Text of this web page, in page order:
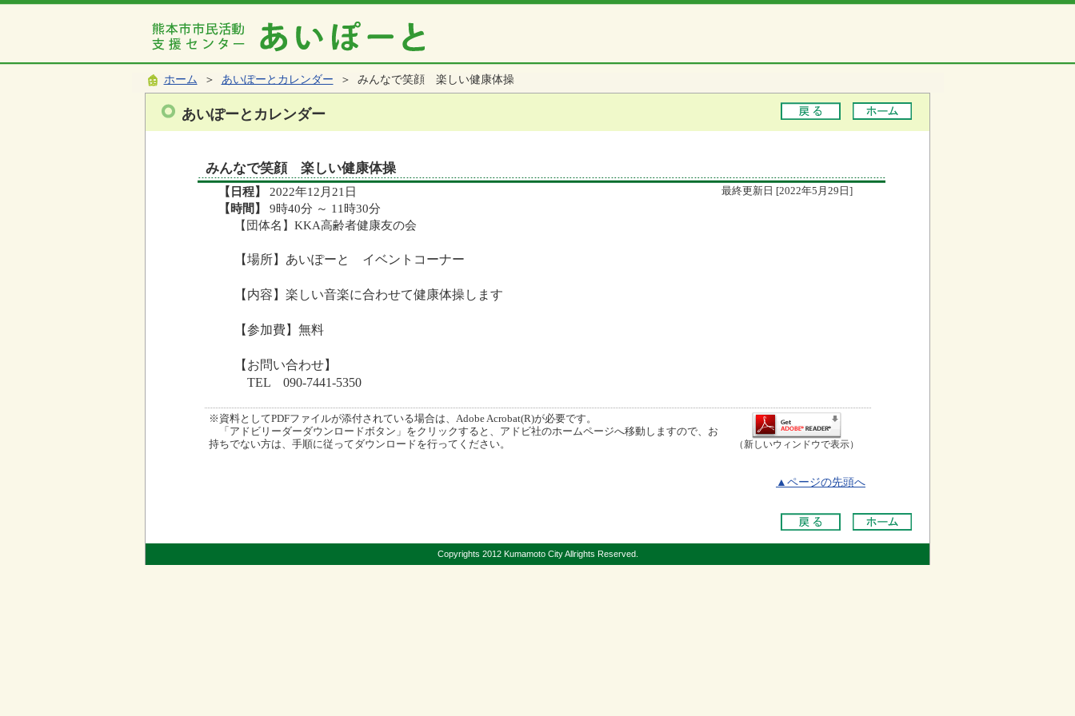
ホーム ＞ あいぽーとカレンダー ＞ みんなで笑顔 楽しい健康体操
あいぽーとカレンダー
みんなで笑顔 楽しい健康体操
【日程】 2022年12月21日 最終更新日 [2022年5月29日]
【時間】
9時40分 ～ 11時30分
【団体名】KKA高齢者健康友の会
【場所】あいぽーと イベントコーナー
【内容】楽しい音楽に合わせて健康体操します
【参加費】無料
【お問い合わせ】
TEL 090-7441-5350
※資料としてPDFファイルが添付されている場合は、Adobe Acrobat(R)が必要です。
「アドビリーダーダウンロードボタン」をクリックすると、アドビ社のホームページへ移動しますので、お
持ちでない方は、手順に従ってダウンロードを行ってください。
（新しいウィンドウで表示）
▲ページの先頭へ
Copyrights 2012 Kumamoto City Allrights Reserved.